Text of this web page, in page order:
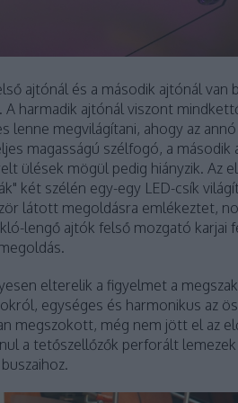
ajtónál és a második ajtónál van
harmadik ajtónál viszont
megvilágítani, ahogy az annó
magasságú szélfogó, a második
ülések mögül pedig hiányzik. Az
két szélén egy-egy LED-csík
látott megoldásra emlékeztet,
lengő ajtók felső mozgató karjai
elterelik a figyelmet a
egységes és harmonikus az
megszokott, még nem jött el az
a tetőszellőzők perforált